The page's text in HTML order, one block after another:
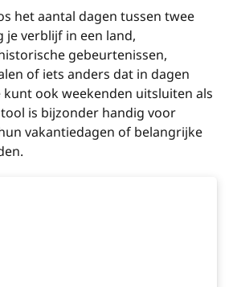
het aantal dagen tussen twee
je verblijf in een land,
gebeurtenissen,
of iets anders dat in dagen
kunt ook weekenden uitsluiten als
is bijzonder handig voor
vakantiedagen of belangrijke